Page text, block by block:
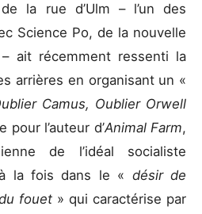
la rue d’Ulm – l’un des
Science Po, de la nouvelle
– ait récemment ressenti la
arrières en organisant un «
Camus, Oublier Orwell
l’auteur d’Animal Farm,
de l’idéal socialiste
la fois dans le « désir de
fouet » qui caractérise par